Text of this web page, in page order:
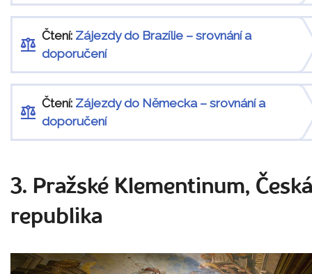
Čtení: Zájezdy do Brazílie – srovnání a
doporučení
Čtení: Zájezdy do Německa – srovnání a
doporučení
3. Pražské Klementinum, Česká
republika